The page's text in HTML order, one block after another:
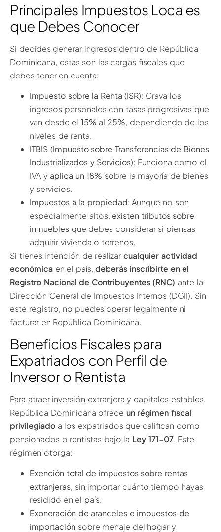
Principales Impuestos Locales
que Debes Conocer
Si decides generar ingresos dentro de República
Dominicana, estas son las cargas fiscales que
debes tener en cuenta:
Impuesto sobre la Renta (ISR): Grava los
ingresos personales con tasas progresivas que
van desde el 15% al 25%, dependiendo de los
niveles de renta.
ITBIS (Impuesto sobre Transferencias de Bienes
Industrializados y Servicios): Funciona como el
IVA y aplica un 18% sobre la mayoría de bienes
y servicios.
Impuestos a la propiedad: Aunque no son
especialmente altos, existen tributos sobre
inmuebles que debes considerar si piensas
adquirir vivienda o terrenos.
Si tienes intención de realizar cualquier actividad
económica en el país,deberás inscribirte en el
Registro Nacional de Contribuyentes (RNC) ante la
Dirección General de Impuestos Internos (DGII). Sin
este registro, no puedes operar legalmente ni
facturar en República Dominicana.
Beneficios Fiscales para
Expatriados con Perfil de
Inversor o Rentista
Para atraer inversión extranjera y capitales estables,
República Dominicana ofrece un régimen fiscal
privilegiado a los expatriados que califican como
pensionados o rentistas bajo la Ley 171-07. Este
régimen otorga:
Exención total de impuestos sobre rentas
extranjeras, sin importar cuánto tiempo hayas
residido en el país.
Exoneración de aranceles e impuestos de
importación sobre menaje del hogar y